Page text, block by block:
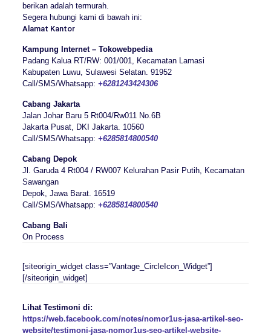
berikan adalah termurah.
Segera hubungi kami di bawah ini:
Alamat Kantor
Kampung Internet – Tokowebpedia
Padang Kalua RT/RW: 001/001, Kecamatan Lamasi
Kabupaten Luwu, Sulawesi Selatan. 91952
Call/SMS/Whatsapp: +6281243424306
Cabang Jakarta
Jalan Johar Baru 5 Rt004/Rw011 No.6B
Jakarta Pusat, DKI Jakarta. 10560
Call/SMS/Whatsapp: +6285814800540
Cabang Depok
Jl. Garuda 4 Rt004 / RW007 Kelurahan Pasir Putih, Kecamatan
Sawangan
Depok, Jawa Barat. 16519
Call/SMS/Whatsapp: +6285814800540
Cabang Bali
On Process
[siteorigin_widget class=”Vantage_CircleIcon_Widget”]
[/siteorigin_widget]
Lihat Testimoni di:
https://web.facebook.com/notes/nomor1us-jasa-artikel-seo-
website/testimoni-jasa-nomor1us-seo-artikel-website-